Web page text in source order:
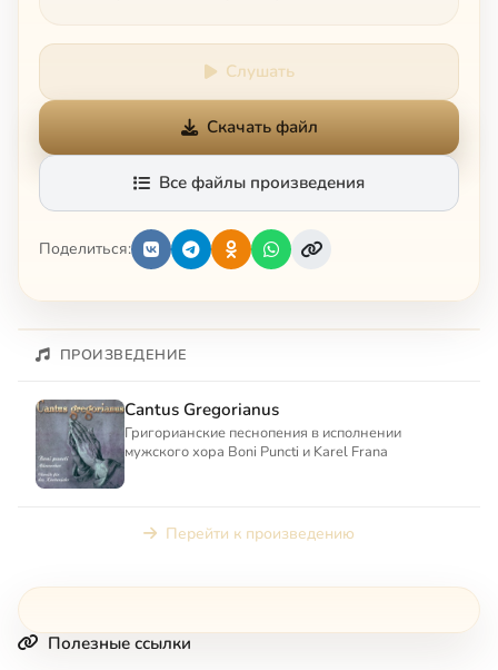
Слушать
Скачать файл
Все файлы произведения
Поделиться:
ПРОИЗВЕДЕНИЕ
Cantus Gregorianus
Григорианские песнопения в исполнении
мужского хора Boni Puncti и Karel Frana
Перейти к произведению
Полезные ссылки